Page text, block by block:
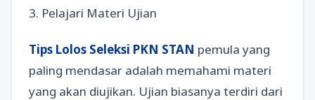
3. Pelajari Materi Ujian
Tips Lolos Seleksi PKN STAN pemula yang
paling mendasar adalah memahami materi
yang akan diujikan. Ujian biasanya terdiri dari